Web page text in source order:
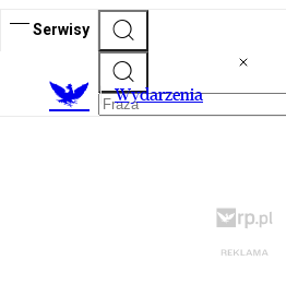
Serwisy
Wydarzenia